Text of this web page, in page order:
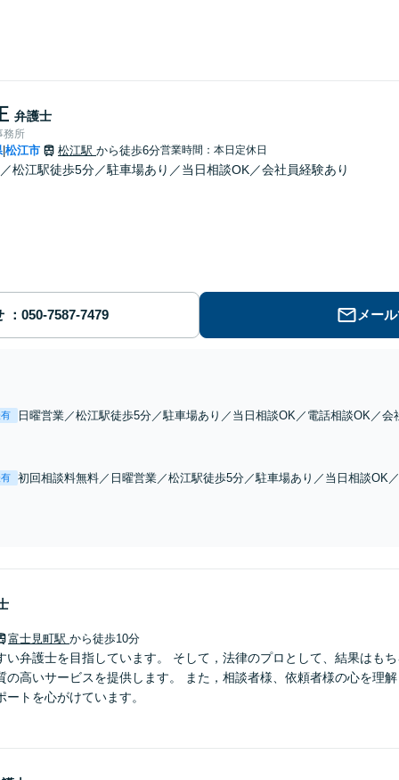
弁護士
務所
|松江市 松江駅 から徒歩6分営業時間：本日定休日
松江駅徒歩5分／駐車場あり／当日相談OK／会社員経験あり
メー
日曜営業／松江駅徒歩5分／駐車場あり／当日相談OK／電話相談OK／会
初回相談料無料／日曜営業／松江駅徒歩5分／駐車場あり／当日相談OK
富士見町駅 から徒歩10分
い弁護士を目指しています。 そして，法律のプロとして、結果はも
の高いサービスを提供します。 また，相談者様、依頼者様の心を理
トを心がけています。